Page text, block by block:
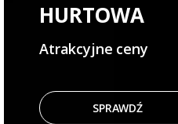
HURTOWA
Atrakcyjne ceny
SPRAWDŹ